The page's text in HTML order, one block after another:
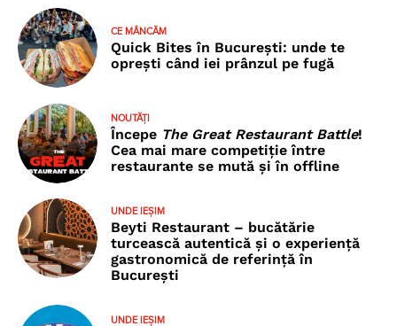
CE MÂNCĂM
Quick Bites în București: unde te
oprești când iei prânzul pe fugă
NOUTĂȚI
Începe The Great Restaurant Battle!
Cea mai mare competiție între
restaurante se mută și în offline
UNDE IEȘIM
Beyti Restaurant – bucătărie
turcească autentică și o experiență
gastronomică de referință în
București
UNDE IEȘIM